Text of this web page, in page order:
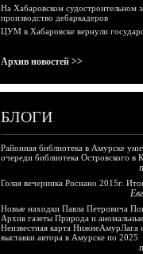
На Хабаровском судостроительном
производство дебаркадеров
ЦУМ в Хабаровске вернули
Архив новостей >>
БЛОГИ
Районная библиотека в Амурске
очереди библиотека Островского в
Голая вечеринка Роснано 2015г.
Новые находки Павла Петровича
Архив газеты Природа и аномальные
Неизвестная карта НижнеАмурЛага
выставки автора в Амурске по 2025